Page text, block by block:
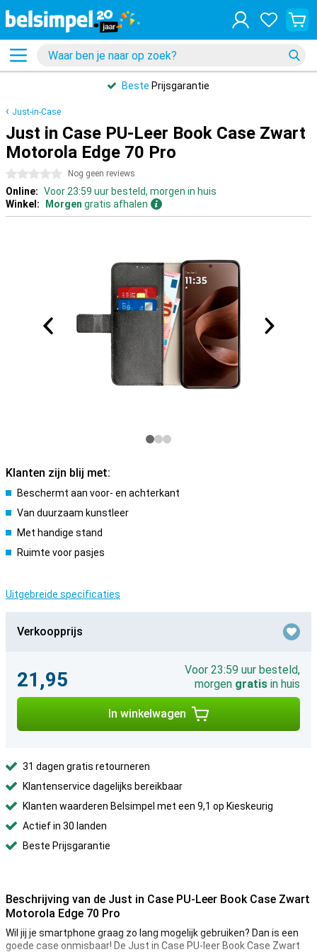
Beste Prijsgarantie
Just-in-Case
Just in Case PU-Leer Book Case Zwart
Motorola Edge 70 Pro
0 sterren Nog geen reviews
Online: Voor 23:59 uur besteld, morgen in huis
Winkel:
Morgen gratis afhalen
Klanten zijn blij met:
Beschermt aan voor- en achterkant
Van duurzaam kunstleer
Met handige stand
Ruimte voor pasjes
Uitgebreide specificaties
Verkoopprijs
21,95
Voor 23:59 uur besteld,
morgen gratis in huis
In winkelwagen
31 dagen gratis retourneren
Klantenservice dagelijks bereikbaar
Klanten waarderen Belsimpel met een 9,1 op Kieskeurig
Actief in 30 landen
Beste Prijsgarantie
Beschrijving van de Just in Case PU-Leer Book Case Zwart
Motorola Edge 70 Pro
Wil jij je smartphone graag zo lang mogelijk gebruiken? Dan is een
goede case onmisbaar! De Just in Case PU-leer Book Case Zwart